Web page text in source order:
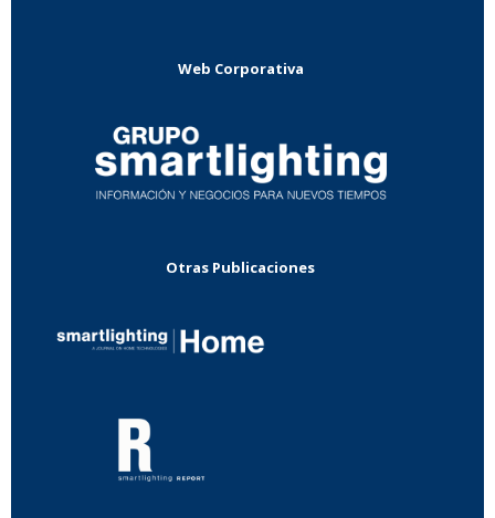
Web Corporativa
Otras Publicaciones